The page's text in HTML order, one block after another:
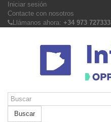
Iniciar sesión
Contacte con nosotros
Llámanos ahora: +34 973 727333
Buscar